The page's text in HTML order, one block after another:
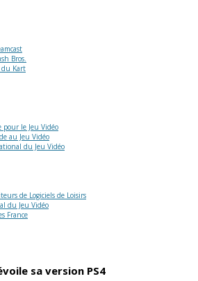
Bros.
du Kart
pour le Jeu Vidéo
au Jeu Vidéo
du Jeu Vidéo
de Logiciels de Loisirs
du Jeu Vidéo
France
sa version PS4